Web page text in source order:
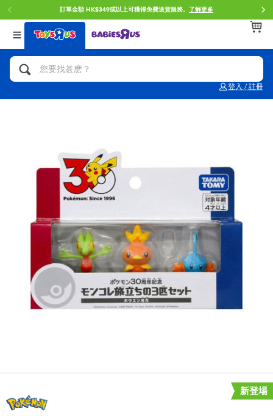
訂單金額 HK$349或以上可獲得免費送貨服務。 了解更多
登入 / 註冊
返回
分類目錄
人氣英雄,角色扮演,射擊玩具
玩具車,貨車,火車及遙控系列
娃娃, 芭比,收藏公仔
電子玩具
遊戲及拼圖系列
返回
品牌
Brunch Brother 早午餐兄弟
Mini Brands
Pokemon寶可夢
playpop
LEGO樂高
返回
年齢
0~2歳
8~11歳
14歳以上
新登場